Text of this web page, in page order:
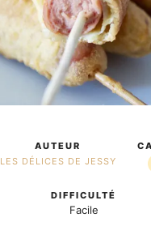
AUTEUR
LES DÉLICES DE JESSY
DIFFICULTÉ
Facile